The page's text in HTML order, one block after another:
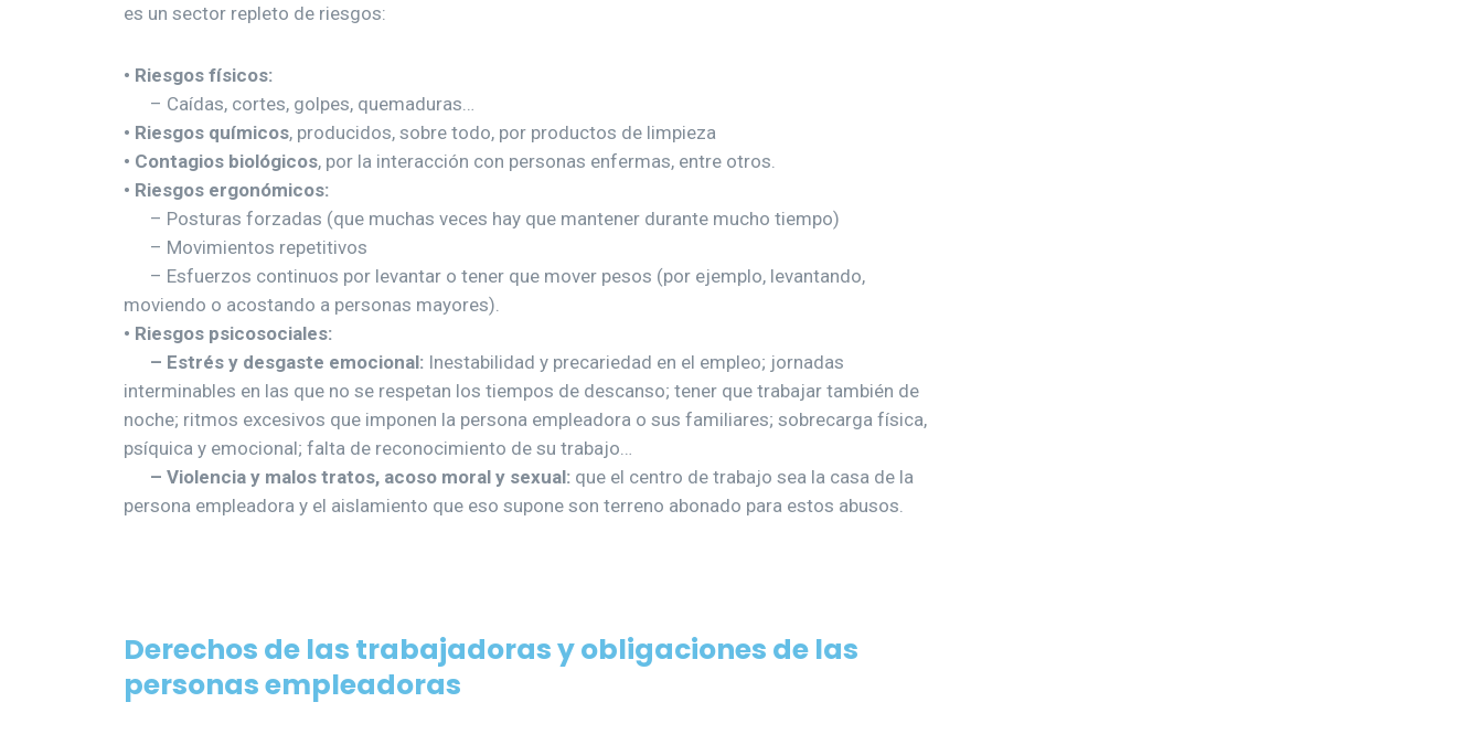
es un sector repleto de riesgos:
• Riesgos físicos:
– Caídas, cortes, golpes, quemaduras…
• Riesgos químicos, producidos, sobre todo, por productos de limpieza
• Contagios biológicos, por la interacción con personas enfermas, entre otros.
• Riesgos ergonómicos:
– Posturas forzadas (que muchas veces hay que mantener durante mucho tiempo)
– Movimientos repetitivos
– Esfuerzos continuos por levantar o tener que mover pesos (por ejemplo, levantando,
moviendo o acostando a personas mayores).
• Riesgos psicosociales:
– Estrés y desgaste emocional: Inestabilidad y precariedad en el empleo; jornadas
interminables en las que no se respetan los tiempos de descanso; tener que trabajar también de
noche; ritmos excesivos que imponen la persona empleadora o sus familiares; sobrecarga física,
psíquica y emocional; falta de reconocimiento de su trabajo…
– Violencia y malos tratos, acoso moral y sexual: que el centro de trabajo sea la casa de la
persona empleadora y el aislamiento que eso supone son terreno abonado para estos abusos.
Derechos de las trabajadoras y obligaciones de las
personas empleadoras